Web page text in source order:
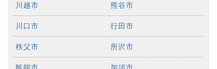
川越市 熊谷市
川口市 行田市
秩父市 所沢市
飯能市 加須市